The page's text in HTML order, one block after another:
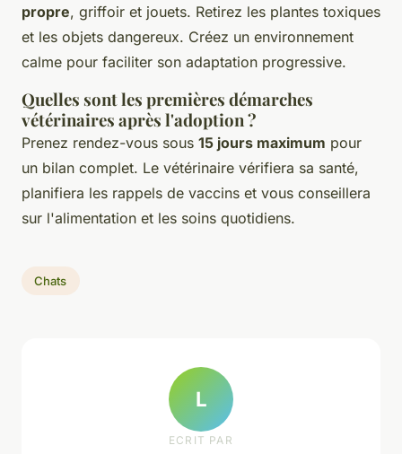
propre, griffoir et jouets. Retirez les plantes toxiques
et les objets dangereux. Créez un environnement
calme pour faciliter son adaptation progressive.
Quelles sont les premières démarches
vétérinaires après l'adoption ?
Prenez rendez-vous sous 15 jours maximum pour
un bilan complet. Le vétérinaire vérifiera sa santé,
planifiera les rappels de vaccins et vous conseillera
sur l'alimentation et les soins quotidiens.
Chats
L
ECRIT PAR